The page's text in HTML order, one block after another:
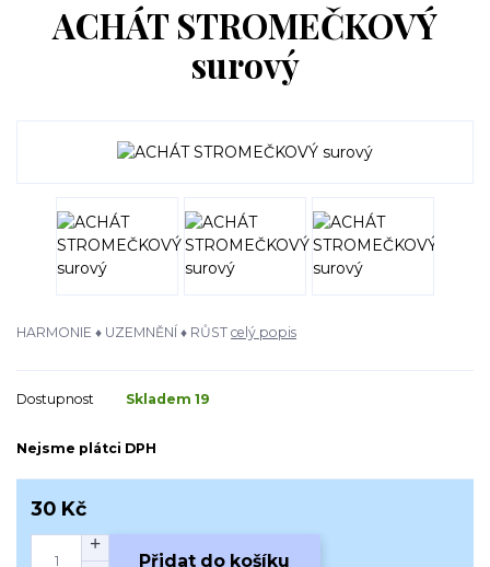
ACHÁT STROMEČKOVÝ
surový
HARMONIE ♦ UZEMNĚNÍ ♦ RŮST celý popis
Dostupnost Skladem 19
Nejsme plátci DPH
30 Kč
Přidat do košíku